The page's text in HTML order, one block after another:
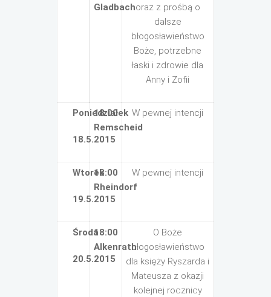
Gladbachoraz z prośbą o
dalsze
błogosławieństwo
Boże, potrzebne
łaski i zdrowie dla
Anny i Zofii
Poniedziałek
18.5.2015
18:00
Remscheid
W pewnej intencji
Wtorek
19.5.2015
18:00
Rheindorf
W pewnej intencji
Środa
20.5.2015
18:00
Alkenrath
O Boże
błogosławieństwo
dla księży Ryszarda i
Mateusza z okazji
kolejnej rocznicy